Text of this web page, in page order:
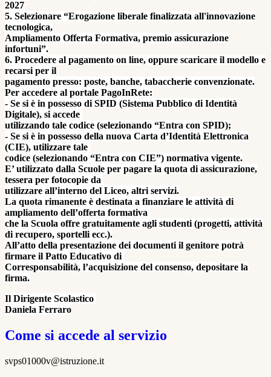
2027
5. Selezionare “Erogazione liberale finalizzata all'innovazione
tecnologica,
Ampliamento Offerta Formativa, premio assicurazione
infortuni”.
6. Procedere al pagamento on line, oppure scaricare il modello e
recarsi per il
pagamento presso: poste, banche, tabaccherie convenzionate.
Per accedere al portale PagoInRete:
- Se si è in possesso di SPID (Sistema Pubblico di Identità
Digitale), si accede
utilizzando tale codice (selezionando “Entra con SPID);
- Se si è in possesso della nuova Carta d’Identità Elettronica
(CIE), utilizzare tale
codice (selezionando “Entra con CIE”) normativa vigente.
E’ utilizzato dalla Scuole per pagare la quota di assicurazione,
tessera per fotocopie da
utilizzare all’interno del Liceo, altri servizi.
La quota rimanente è destinata a finanziare le attività di
ampliamento dell’offerta formativa
che la Scuola offre gratuitamente agli studenti (progetti, attività
di recupero, sportelli ecc.).
All’atto della presentazione dei documenti il genitore potrà
firmare il Patto Educativo di
Corresponsabilità, l’acquisizione del consenso, depositare la
firma.
Il Dirigente Scolastico
Daniela Ferraro
Come si accede al servizio
svps01000v@istruzione.it